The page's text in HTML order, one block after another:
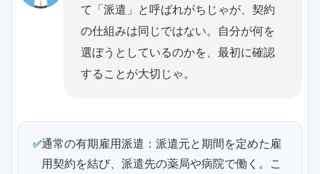
て「派遣」と呼ばれがちじゃが、契約
の仕組みは同じではない。自分が何を
選ぼうとしているのかを、最初に確認
することが大切じゃ。
通常の有期雇用派遣：派遣元と期間を定めた雇
用契約を結び、派遣先の薬局や病院で働く。こ